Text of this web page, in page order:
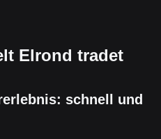
Elrond tradet
schnell und